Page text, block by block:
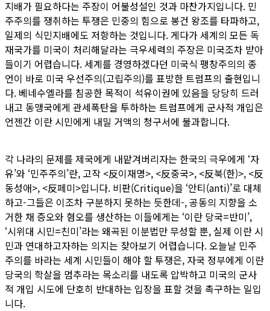
지배가 필요하다는 주장이 어불성설인 것과 마찬가지입니다. 민
주주의를 쟁취하는 투쟁은 민중의 힘으로 봉건 왕조를 타파하고,
일제의 식민지배에도 저항하는 것입니다. 게다가 세계의 모든 독
재국가를 미국이 처리해달라는 극우세력의 주장은 미국조차 받아
들이기 어렵습니다. 세계를 경영하겠다던 미국식 팽창주의의 종
언이 바로 미국 우선주의(고립주의)를 표방한 트럼프의 출현입니
다. 베네수엘라를 침공한 목적이 석유이권에 있음을 당당히 드러
내고 동맹국에게 관세폭탄을 투하하는 트럼프에게 군사적 개입은
언젠간 이란 시민에게 내밀 거액의 청구서에 불과합니다.
각 나라의 문제를 제국에게 내맡겨버리자는 한국의 극우에게 ‘자
유’와 ‘민주주의’란, 고작 <反이재명>, <反중국>, <反북(한)>, <反
동성애>, <反페미>입니다. 비판(Critique)을 ‘안티(anti)’로 대체
하고-그들은 이조차 구분하지 못하는 듯한데-, 공동의 지향을 소
거한 채 증오와 혐오를 생산하는 이들에게는 ‘이란 당국=반미’,
‘시위대 시민=친미’라는 왜곡된 이분법만 무성할 뿐, 실제 이란 시
민과 연대하고자하는 의지는 찾아보기 어렵습니다. 오늘날 민주
주의를 바라는 세계 시민들이 해야 할 투쟁은, 자국 정부에게 이란
당국의 학살을 멈추라는 목소리를 내도록 압박하고 미국의 군사
적 개입 시도에 단호히 반대하는 입장을 표할 것을 촉구하는 일입
니다.